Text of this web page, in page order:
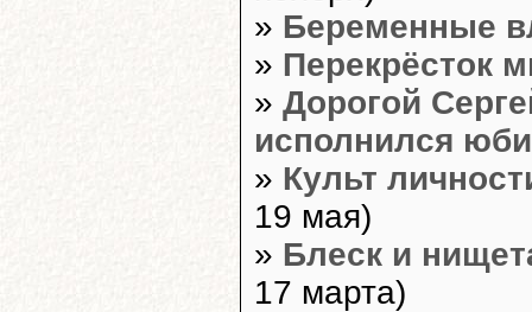
» Беременные
» Перекрёсток
» Дорогой
исполнился
» Культ
19 мая)
» Блеск и
17 марта)